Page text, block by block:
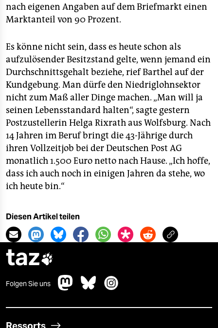
nach eigenen Angaben auf dem Briefmarkt einen
Marktanteil von 90 Prozent.
Es könne nicht sein, dass es heute schon als
aufzulösender Besitzstand gelte, wenn jemand ein
Durchschnittsgehalt beziehe, rief Barthel auf der
Kundgebung. Man dürfe den Niedriglohnsektor
nicht zum Maß aller Dinge machen. „Man will ja
seinen Lebensstandard halten“, sagte gestern
Postzustellerin Helga Rixrath aus Wolfsburg. Nach
14 Jahren im Beruf bringt die 43-Jährige durch
ihren Vollzeitjob bei der Deutschen Post AG
monatlich 1.500 Euro netto nach Hause. „Ich hoffe,
dass ich auch noch in einigen Jahren da stehe, wo
ich heute bin.“
Diesen Artikel teilen
taz
Folgen Sie uns
Ressorts